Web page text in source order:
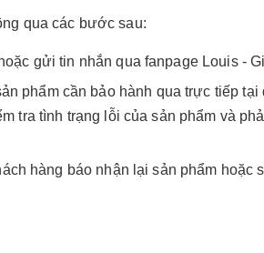
qua các bước sau:
gửi tin nhắn qua fanpage Louis -
phẩm cần bảo hành qua trực tiếp
tra tình trạng lỗi của sản phẩm và
hàng báo nhận lại sản phẩm hoặc